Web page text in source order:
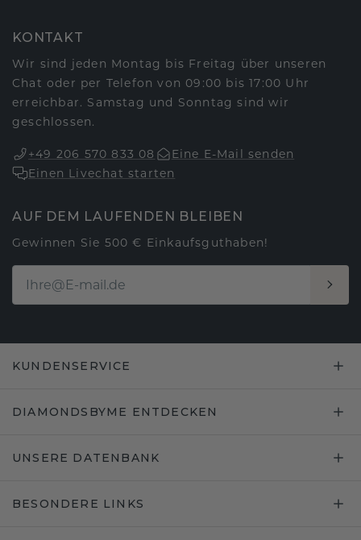
KONTAKT
Wir sind jeden Montag bis Freitag über unseren
Chat oder per Telefon von 09:00 bis 17:00 Uhr
erreichbar. Samstag und Sonntag sind wir
geschlossen.
+49 206 570 833 08
Eine E-Mail senden
Einen Livechat starten
AUF DEM LAUFENDEN BLEIBEN
Gewinnen Sie 500 € Einkaufsguthaben!
KUNDENSERVICE
DIAMONDSBYME ENTDECKEN
UNSERE DATENBANK
BESONDERE LINKS